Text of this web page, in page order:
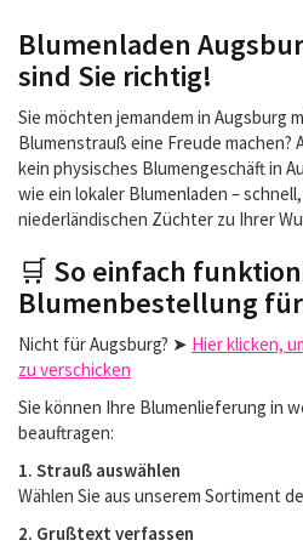
Blumenladen
sind Sie richtig!
Sie möchten jemandem in Augsburg
Blumenstrauß eine Freude machen?
kein physisches Blumengeschäft in
wie ein lokaler Blumenladen –
niederländischen Züchter zu Ihrer
🛒 So einfach
Blumenbestellung
Nicht für Augsburg? ➤ Hier klicken,
zu verschicken
Sie können Ihre Blumenlieferung in
beauftragen:
1. Strauß auswählen
Wählen Sie aus unserem Sortiment
2. Grußtext verfassen